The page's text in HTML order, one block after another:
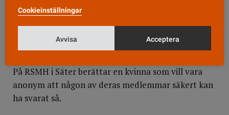
social och mental hälsa, RSMH, i Säter som ska ha
På RSMH i Säter berättar en kvinna som vill vara
anonym att någon av deras medlemmar säkert kan
ha svarat så.
Cookieinställningar
Avvisa Acceptera